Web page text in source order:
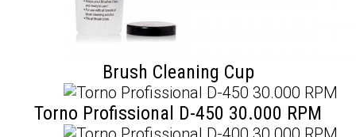
Brush Cleaning Cup
Torno Profissional D-450 30.000 RPM